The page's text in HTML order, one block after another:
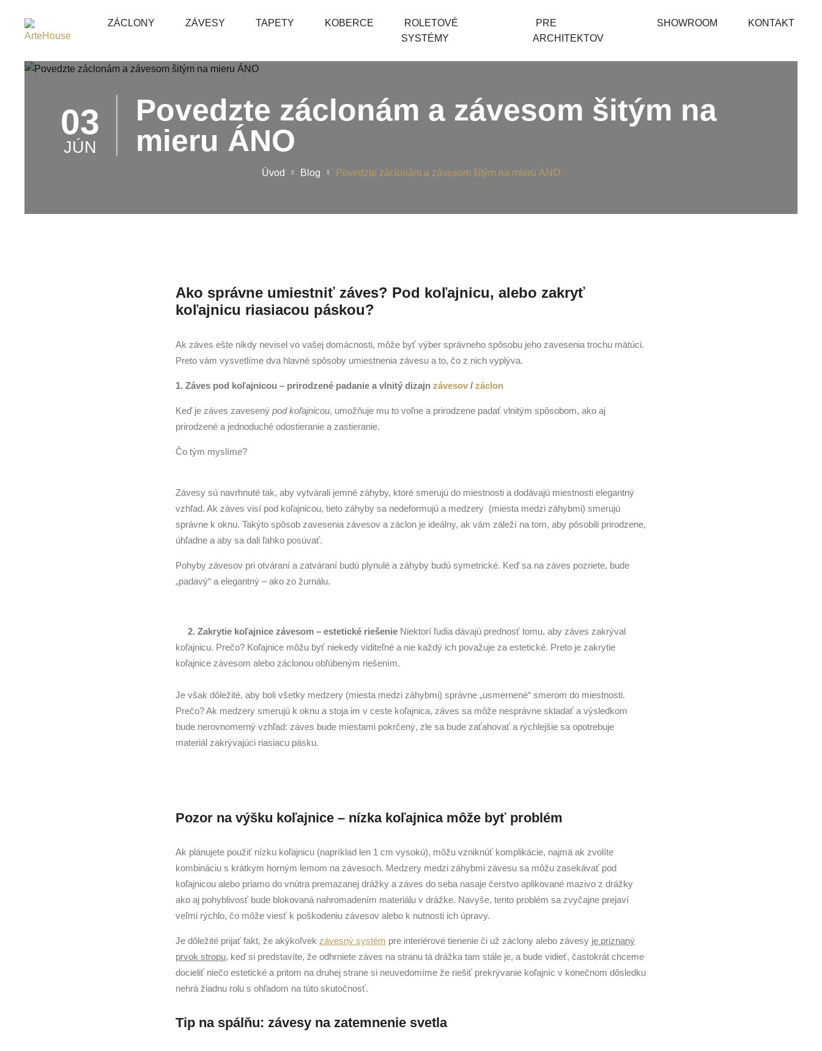
ZÁCLONY ZÁVESY TAPETY KOBERCE
ROLETOVÉ
SYSTÉMY
PRE
ARCHITEKTOV
SHOWROOM KONTAKT
03
JÚN
Povedzte záclonám a závesom šitým na
mieru ÁNO
Úvod Blog Povedzte záclonám a závesom šitým na mieru ÁNO
Ako správne umiestniť záves? Pod koľajnicu, alebo zakryť
koľajnicu riasiacou páskou?
Ak záves ešte nikdy nevisel vo vašej domácnosti, môže byť výber správneho spôsobu jeho zavesenia trochu mätúci.
Preto vám vysvetlíme dva hlavné spôsoby umiestnenia závesu a to, čo z nich vyplýva.
1. Záves pod koľajnicou – prirodzené padanie a vlnitý dizajn závesov / záclon
Keď je záves zavesený pod koľajnicou, umožňuje mu to voľne a prirodzene padať vlnitým spôsobom, ako aj
prirodzené a jednoduché odostieranie a zastieranie.
Čo tým myslíme?
Závesy sú navrhnuté tak, aby vytvárali jemné záhyby, ktoré smerujú do miestnosti a dodávajú miestnosti elegantný
vzhľad. Ak záves visí pod koľajnicou, tieto záhyby sa nedeformujú a medzery (miesta medzi záhybmi) smerujú
správne k oknu. Takýto spôsob zavesenia závesov a záclon je ideálny, ak vám záleží na tom, aby pôsobili prirodzene,
úhľadne a aby sa dali ľahko posúvať.
Pohyby závesov pri otváraní a zatváraní budú plynulé a záhyby budú symetrické. Keď sa na záves pozriete, bude
„padavý“ a elegantný – ako zo žurnálu.
2. Zakrytie koľajnice závesom – estetické riešenie Niektorí ľudia dávajú prednosť tomu, aby záves zakrýval
koľajnicu. Prečo? Koľajnice môžu byť niekedy viditeľné a nie každý ich považuje za estetické. Preto je zakrytie
koľajnice závesom alebo záclonou obľúbeným riešením.
Je však dôležité, aby boli všetky medzery (miesta medzi záhybmi) správne „usmernené“ smerom do miestnosti.
Prečo? Ak medzery smerujú k oknu a stoja im v ceste koľajnica, záves sa môže nesprávne skladať a výsledkom
bude nerovnomerný vzhľad: záves bude miestami pokrčený, zle sa bude zaťahovať a rýchlejšie sa opotrebuje
materiál zakrývajúci riasiacu pásku.
Pozor na výšku koľajnice – nízka koľajnica môže byť problém
Ak plánujete použiť nízku koľajnicu (napríklad len 1 cm vysokú), môžu vzniknúť komplikácie, najmä ak zvolíte
kombináciu s krátkym horným lemom na závesoch. Medzery medzi záhybmi závesu sa môžu zasekávať pod
koľajnicou alebo priamo do vnútra premazanej drážky a záves do seba nasaje čerstvo aplikované mazivo z drážky
ako aj pohyblivosť bude blokovaná nahromadením materiálu v drážke. Navyše, tento problém sa zvyčajne prejaví
veľmi rýchlo, čo môže viesť k poškodeniu závesov alebo k nutnosti ich úpravy.
Je dôležité prijať fakt, že akýkoľvek závesný systém pre interiérové tienenie či už záclony alebo závesy je priznaný
prvok stropu, keď si predstavíte, že odhrniete záves na stranu tá drážka tam stále je, a bude vidieť, častokrát chceme
docieliť niečo estetické a pritom na druhej strane si neuvedomíme že riešiť prekrývanie koľajníc v konečnom dôsledku
nehrá žiadnu rolu s ohľadom na túto skutočnosť.
Tip na spálňu: závesy na zatemnenie svetla